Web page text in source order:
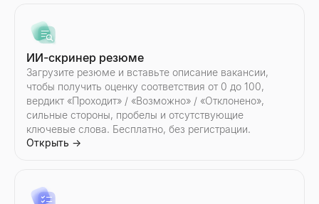
Генератор последующих писем
Опишите ваше последнее взаимодействие — получите
Открыть →
Открыть
ИИ-скринер резюме
Загрузите резюме и вставьте описание вакансии,
чтобы получить оценку соответствия от 0 до 100,
вердикт «Проходит» / «Возможно» / «Отклонено»,
сильные стороны, пробелы и отсутствующие
ключевые слова. Бесплатно, без регистрации.
Открыть →